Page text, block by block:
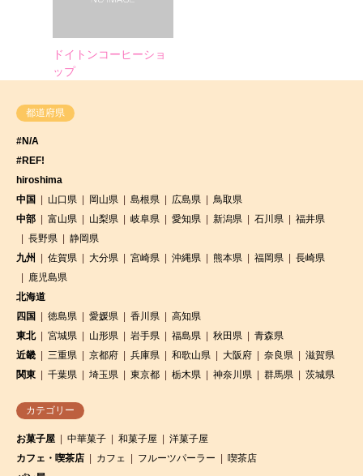
ドイトンコーヒーショ
ップ
都道府県
#N/A
#REF!
hiroshima
中国
山口県 岡山県 島根県 広島県
鳥取県
中部
富山県 山梨県 岐阜県 愛知県 新潟県 石川県
福井県
長野県
静岡県
九州
佐賀県 大分県 宮崎県 沖縄県 熊本県 福岡県
長崎県
鹿児島県
北海道
四国
徳島県 愛媛県 香川県
高知県
東北
宮城県 山形県 岩手県 福島県 秋田県
青森県
近畿
三重県 京都府 兵庫県 和歌山県 大阪府 奈良県
滋賀県
関東
千葉県 埼玉県 東京都 栃木県 神奈川県 群馬県 茨城県
カテゴリー
お菓子屋 中華菓子 和菓子屋
洋菓子屋
カフェ・喫茶店
カフェ フルーツパーラー
喫茶店